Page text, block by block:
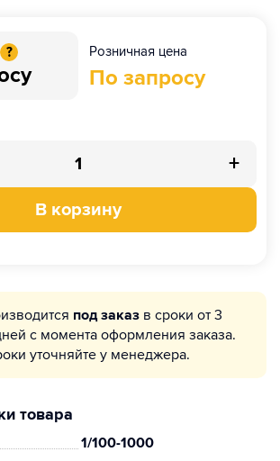
? Розничная цена
По запросу
+
В корзину
под заказ в сроки от 3
с момента оформления заказа.
уточняйте у менеджера.
товара
1/100-1000